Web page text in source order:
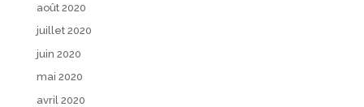
août 2020
juillet 2020
juin 2020
mai 2020
avril 2020